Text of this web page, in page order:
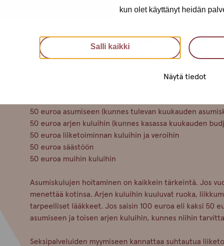
kun olet käyttänyt heidän
Salli kaikki
Näytä tiedot
vaikka 250 euroa, neljän tunnin tapaamisesta saa 1000
Käteinen on aivan eri tavalla selkeää kuin tilillä oleva
hypistellä, ja maksettaessa se pitää ojentaa toiselle.
Thriving in Sex Work.
50 euroa asumiseen (kunnes tulevan kuukauden
50 euroa arjen kuluihin (kunnes kasassa kuukauden
50 euroa liiketoiminnan kuluihin ja veroihin
50 euroa säästöön
50 euroa muihin kuluihin
Asumiskulujen hoitaminen on kaikkein tärkeintä. Jos
menettää kotinsa. Arjen kuluihin kuuluvat ruoka,
tarpeelliset lääkkeet. Jos saisin 100 euroa eli kaksi 50
asumiseen ja toisen arjen kuluihin, kunnes niihin
Seksipalveluiden myymiseen kannattaa suhtautua